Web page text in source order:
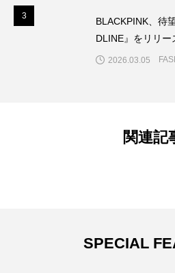
3
BLACKPINK、待
DLINE』をリリー
2026.03.05
関連記
SPECIAL